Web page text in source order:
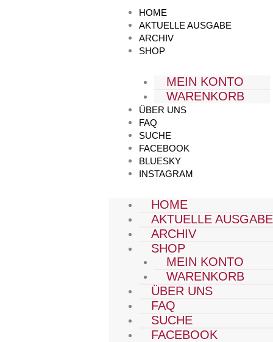
HOME
AKTUELLE AUSGABE
ARCHIV
SHOP
MEIN KONTO
WARENKORB
ÜBER UNS
FAQ
SUCHE
FACEBOOK
BLUESKY
INSTAGRAM
HOME
AKTUELLE AUSGABE
ARCHIV
SHOP
MEIN KONTO
WARENKORB
ÜBER UNS
FAQ
SUCHE
FACEBOOK